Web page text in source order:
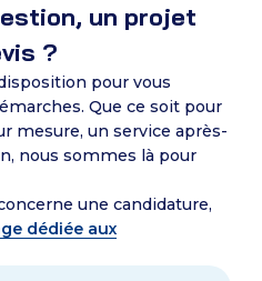
un projet
?
pour vous
Que ce soit pour
mesure, un service après-
nous sommes là pour
une candidature,
dédiée aux